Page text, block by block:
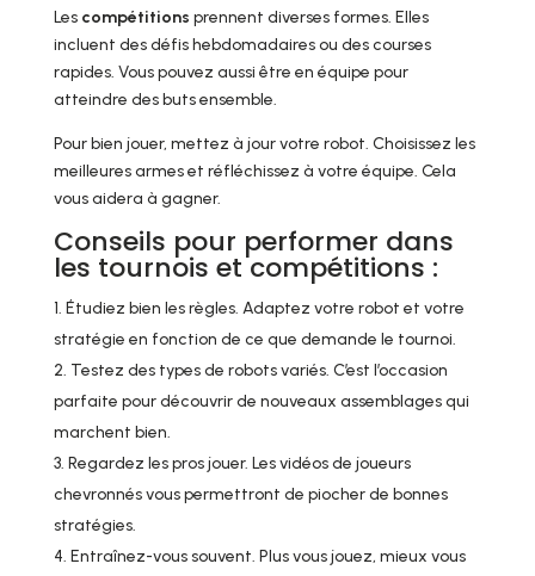
Les compétitions prennent diverses formes. Elles
incluent des défis hebdomadaires ou des courses
rapides. Vous pouvez aussi être en équipe pour
atteindre des buts ensemble.
Pour bien jouer, mettez à jour votre robot. Choisissez les
meilleures armes et réfléchissez à votre équipe. Cela
vous aidera à gagner.
Conseils pour performer dans
les tournois et compétitions :
Étudiez bien les règles. Adaptez votre robot et votre
stratégie en fonction de ce que demande le tournoi.
Testez des types de robots variés. C’est l’occasion
parfaite pour découvrir de nouveaux assemblages qui
marchent bien.
Regardez les pros jouer. Les vidéos de joueurs
chevronnés vous permettront de piocher de bonnes
stratégies.
Entraînez-vous souvent. Plus vous jouez, mieux vous